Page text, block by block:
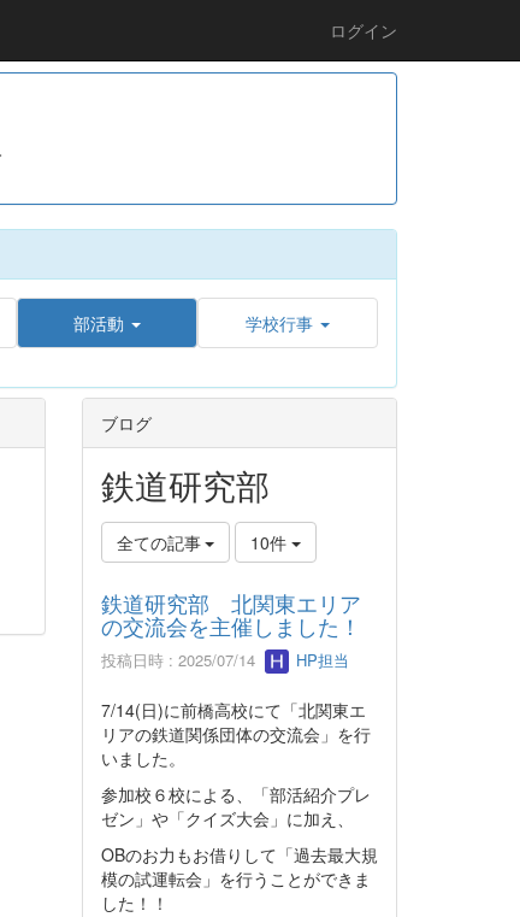
ログイン
部活動 学校行事
ブログ
鉄道研究部
全ての記事 10件
鉄道研究部 北関東エリア
の交流会を主催しました！
投稿日時 : 2025/07/14 HP担当
7/14(日)に前橋高校にて「北関東エ
リアの鉄道関係団体の交流会」を行
いました。
参加校６校による、「部活紹介プレ
ゼン」や「クイズ大会」に加え、
OBのお力もお借りして「過去最大規
模の試運転会」を行うことができま
した！！